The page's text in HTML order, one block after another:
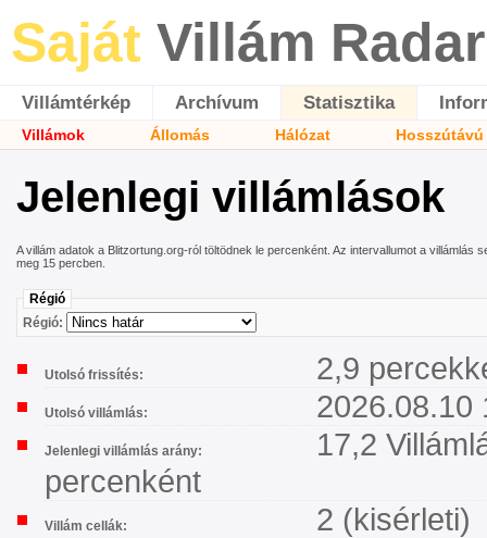
Saját Villám Radar
Villámtérkép Archívum Statisztika
Villámok Állomás Hálózat
Jelenlegi villámlások
A villám adatok a Blitzortung.org-ról töltödnek le percenként. Az intervallumot a villámlás
meg 15 percben.
Régió
Régió:
Utolsó frissítés: 2,9
Utolsó villámlás: 2026.08.10
Jelenlegi villámlás arány:
17,2
percenként
Villám cellák: 2 (kisérleti)